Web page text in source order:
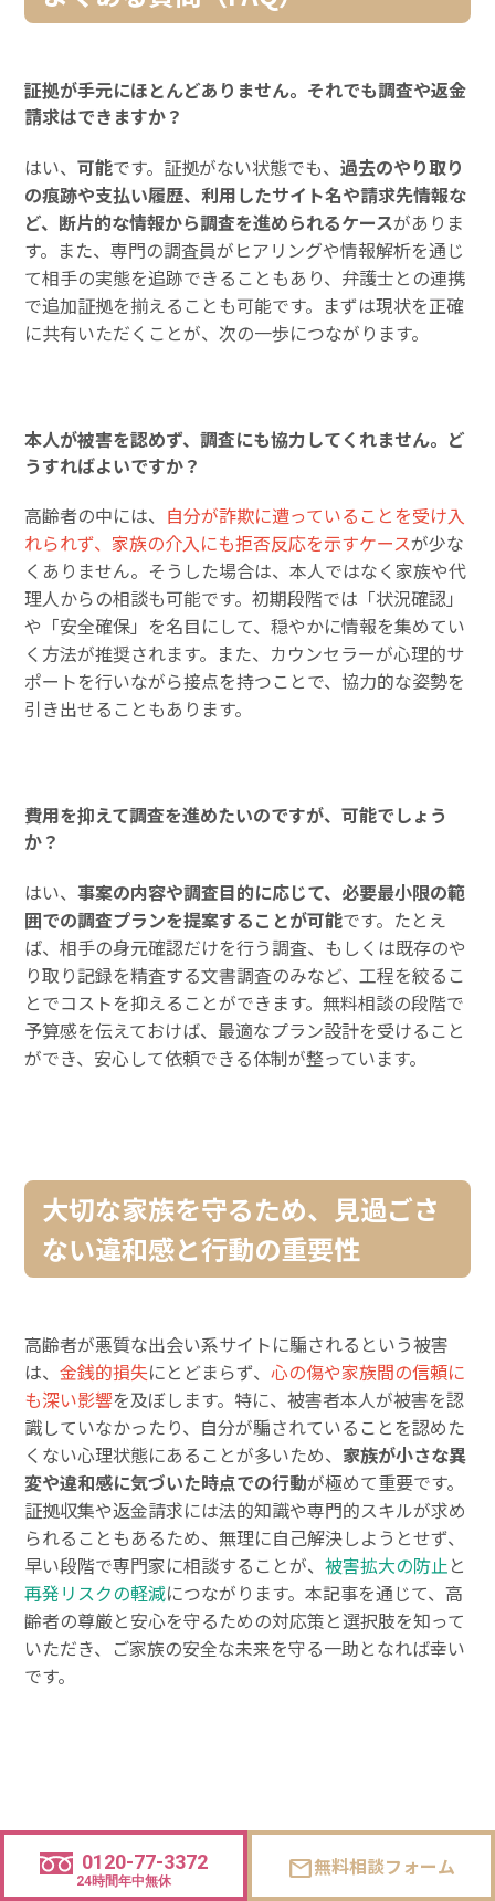
証拠が手元にほとんどありません。それでも調査や返金
請求はできますか？
はい、可能です。証拠がない状態でも、過去のやり取り
の痕跡や支払い履歴、利用したサイト名や請求先情報な
ど、断片的な情報から調査を進められるケースがありま
す。また、専門の調査員がヒアリングや情報解析を通じ
て相手の実態を追跡できることもあり、弁護士との連携
で追加証拠を揃えることも可能です。まずは現状を正確
に共有いただくことが、次の一歩につながります。
本人が被害を認めず、調査にも協力してくれません。ど
うすればよいですか？
高齢者の中には、 自分が詐欺に遭っていることを受け入
れられず、家族の介入にも拒否反応を示すケースが少な
くありません。そうした場合は、本人ではなく家族や代
理人からの相談も可能です。初期段階では「状況確認」
や「安全確保」を名目にして、穏やかに情報を集めてい
く方法が推奨されます。また、カウンセラーが心理的サ
ポートを行いながら接点を持つことで、協力的な姿勢を
引き出せることもあります。
費用を抑えて調査を進めたいのですが、可能でしょう
か？
はい、事案の内容や調査目的に応じて、必要最小限の範
囲での調査プランを提案することが可能です。たとえ
ば、相手の身元確認だけを行う調査、もしくは既存のや
り取り記録を精査する文書調査のみなど、工程を絞るこ
とでコストを抑えることができます。無料相談の段階で
予算感を伝えておけば、最適なプラン設計を受けること
ができ、安心して依頼できる体制が整っています。
大切な家族を守るため、見過ごさ
ない違和感と行動の重要性
高齢者が悪質な出会い系サイトに騙されるという被害
は、金銭的損失にとどまらず、心の傷や家族間の信頼に
も深い影響を及ぼします。特に、被害者本人が被害を認
識していなかったり、自分が騙されていることを認めた
くない心理状態にあることが多いため、 家族が小さな異
変や違和感に気づいた時点での行動が極めて重要です。
証拠収集や返金請求には法的知識や専門的スキルが求め
られることもあるため、無理に自己解決しようとせず、
早い段階で専門家に相談することが、被害拡大の防止と
再発リスクの軽減につながります。本記事を通じて、高
齢者の尊厳と安心を守るための対応策と選択肢を知って
いただき、ご家族の安全な未来を守る一助となれば幸い
です。
※掲載している事例・相談内容は、探偵業法第十条に則
り、プライバシーへの十分な配慮のもと、一部情報を編
集・加工しています。個人が特定されることのないよう
0120-77-3372
24時間年中無休 mail無料相談フォーム